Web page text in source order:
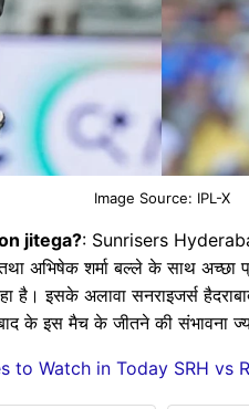
Image Source: IPL-X
jitega?: Sunrisers
अभिषेक शर्मा बल्ले के साथ अच्छा
है। इसके अलावा सनराइजर्स
के इस मैच के जीतने की संभावना
to Watch in Today SRH vs